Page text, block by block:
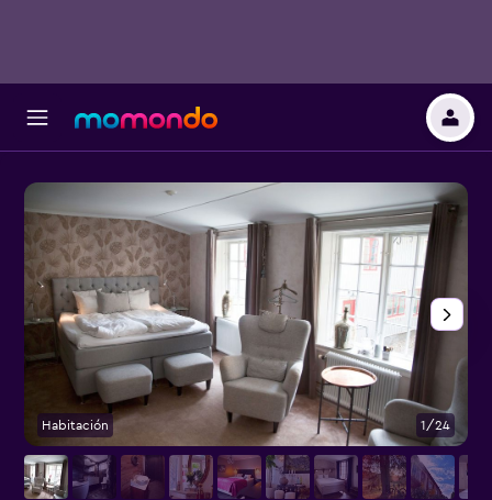
Habitación 1/24